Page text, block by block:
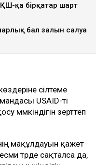
қа бірқатар шарт
бал залын салуға
сілтеме
USAID-ті
мүмкіндігін зерттеп
мақұлдауын қажет
түрде сақталса да,